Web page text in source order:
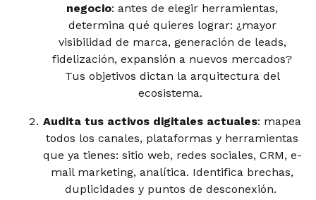
negocio: antes de elegir herramientas,
determina qué quieres lograr: ¿mayor
visibilidad de marca, generación de leads,
fidelización, expansión a nuevos mercados?
Tus objetivos dictan la arquitectura del
ecosistema.
Audita tus activos digitales actuales: mapea
todos los canales, plataformas y herramientas
que ya tienes: sitio web, redes sociales, CRM, e-
mail marketing, analítica. Identifica brechas,
duplicidades y puntos de desconexión.